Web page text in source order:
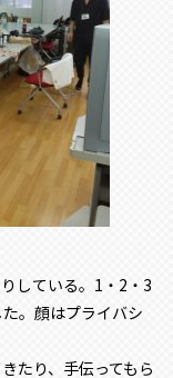
している。1・2・3
。顔はプライバシ
たり、手伝ってもら